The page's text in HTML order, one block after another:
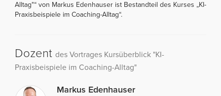
Alltag"“ von Markus Edenhauser ist Bestandteil des Kurses „KI-
Praxisbeispiele im Coaching-Alltag“.
Dozent des Vortrages Kursüberblick "KI-
Praxisbeispiele im Coaching-Alltag"
Markus Edenhauser